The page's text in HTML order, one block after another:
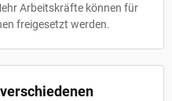
Arbeitskräfte können für
freigesetzt werden.